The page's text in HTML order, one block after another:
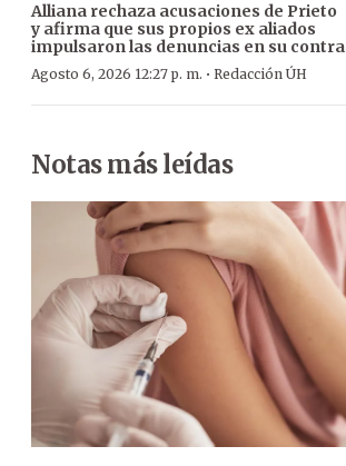
Alliana rechaza acusaciones de Prieto
y afirma que sus propios ex aliados
impulsaron las denuncias en su contra
Agosto 6, 2026 12:27 p. m. · Redacción ÚH
Notas más leídas